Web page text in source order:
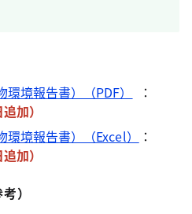
境報告書）（PDF）
：
加）
境報告書）（Excel）
：
加）
）